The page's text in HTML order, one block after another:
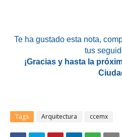
Te ha gustado esta nota,
tus
¡Gracias y hasta la
Tags Arquitectura ccemx